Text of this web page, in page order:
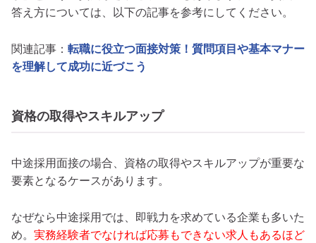
答え方については、以下の記事を参考にしてください。
関連記事： 転職に役立つ面接対策！質問項目や基本マナー
を理解して成功に近づこう
資格の取得やスキルアップ
中途採用面接の場合、資格の取得やスキルアップが重要な
要素となるケースがあります。
なぜなら中途採用では、即戦力を求めている企業も多いた
め。 実務経験者でなければ応募もできない求人もあるほど